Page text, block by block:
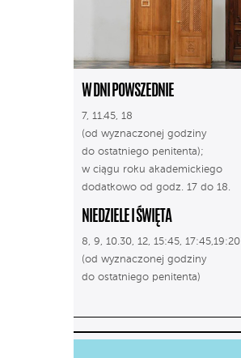
W DNI POWSZEDNIE
7, 11.45, 18
(od wyznaczonej godziny
do ostatniego penitenta);
w ciągu roku akademickiego
dodatkowo od godz. 17 do 18.
NIEDZIELE I ŚWIĘTA
8, 9, 10.30, 12, 15:45, 17:45,19:20
(od wyznaczonej godziny
do ostatniego penitenta)